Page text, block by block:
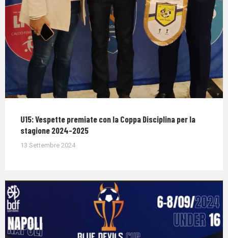
U15: Vespette premiate con la Coppa Disciplina per la
stagione 2024-2025
13 Settembre 2024